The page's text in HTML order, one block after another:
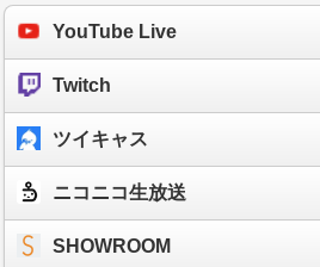
YouTube Live
Twitch
ツイキャス
ニコニコ生放送
SHOWROOM